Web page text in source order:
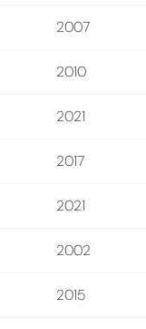
2007
2010
2021
2017
2021
2002
2015